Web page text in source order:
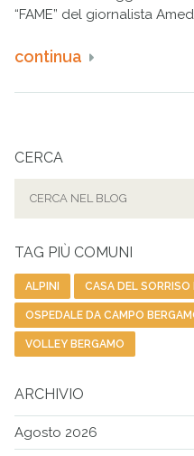
“FAME” del giornalista
continua
CERCA
TAG PIÙ COMUNI
ALPINI CASA DEL SORRISO
OSPEDALE DA CAMPO
VOLLEY BERGAMO
ARCHIVIO
Agosto 2026